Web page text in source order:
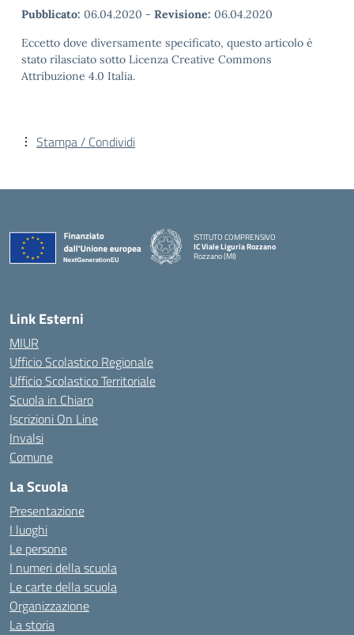
Pubblicato: 06.04.2020 - Revisione: 06.04.2020
Eccetto dove diversamente specificato, questo articolo è
stato rilasciato sotto Licenza Creative Commons
Attribuzione 4.0 Italia.
Stampa / Condividi
ISTITUTO COMPRENSIVO
IC Viale Liguria Rozzano
Rozzano (MI)
Link Esterni
MIUR
Ufficio Scolastico Regionale
Ufficio Scolastico Territoriale
Scuola in Chiaro
Iscrizioni On Line
Invalsi
Comune
La Scuola
Presentazione
I luoghi
Le persone
I numeri della scuola
Le carte della scuola
Organizzazione
La storia